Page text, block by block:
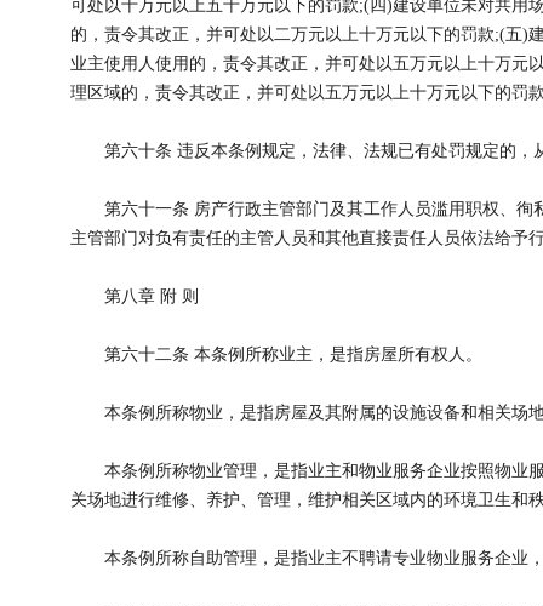
可处以十万元以上五十万元以下的罚款;(四)建设单位未对共用
的，责令其改正，并可处以二万元以上十万元以下的罚款;(五)
业主使用人使用的，责令其改正，并可处以五万元以上十万元
理区域的，责令其改正，并可处以五万元以上十万元以下的罚
第六十条 违反本条例规定，法律、法规已有处罚规定的，
第六十一条 房产行政主管部门及其工作人员滥用职权、徇
主管部门对负有责任的主管人员和其他直接责任人员依法给予
第八章 附 则
第六十二条 本条例所称业主，是指房屋所有权人。
本条例所称物业，是指房屋及其附属的设施设备和相关场
本条例所称物业管理，是指业主和物业服务企业按照物业
关场地进行维修、养护、管理，维护相关区域内的环境卫生和
本条例所称自助管理，是指业主不聘请专业物业服务企业